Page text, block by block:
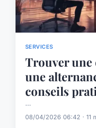
SERVICES
Trouver
une
conseils
...
08/04/2026 06:42 · 11